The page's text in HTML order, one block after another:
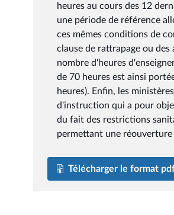
heures au cours des 12
une période de référence
ces mêmes conditions de
clause de rattrapage ou
nombre d'heures
de 70 heures est ainsi
heures). Enfin, les
d'instruction qui a pour
du fait des restrictions
permettant une réouverture
Télécharger le format